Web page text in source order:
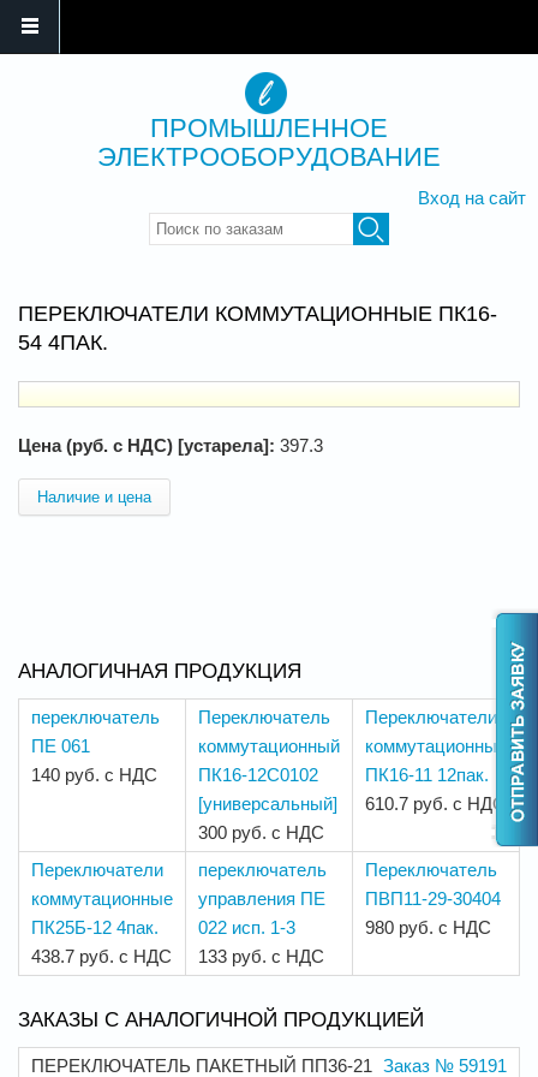
ПРОМЫШЛЕННОЕ
ЭЛЕКТРООБОРУДОВАНИЕ
Вход на сайт
Введите ключевые слова для
ПЕРЕКЛЮЧАТЕЛИ КОММУТАЦИОННЫЕ ПК16-
54 4ПАК.
Цена (руб. с НДС) [устарела]: 397.3
Наличие и цена
АНАЛОГИЧНАЯ ПРОДУКЦИЯ
переключатель
ПЕ 061
140 руб. с НДС
Переключатель
коммутационный
ПК16-12С0102
[универсальный]
300 руб. с НДС
Переключатели
коммутационные
ПК16-11 12пак.
610.7 руб. с НДС
Переключатели
коммутационные
ПК25Б-12 4пак.
438.7 руб. с НДС
переключатель
управления ПЕ
022 исп. 1-3
133 руб. с НДС
Переключатель
ПВП11-29-30404
980 руб. с НДС
ЗАКАЗЫ С АНАЛОГИЧНОЙ ПРОДУКЦИЕЙ
Заказ № 59191
ПЕРЕКЛЮЧАТЕЛЬ ПАКЕТНЫЙ ПП36-21